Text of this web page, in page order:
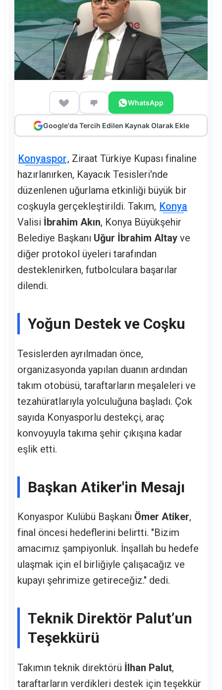
WhatsApp
Google'da Tercih Edilen Kaynak Olarak Ekle
Konyaspor, Ziraat Türkiye Kupası finaline
hazırlanırken, Kayacık Tesisleri'nde
düzenlenen uğurlama etkinliği büyük bir
coşkuyla gerçekleştirildi. Takım, Konya
Valisi İbrahim Akın, Konya Büyükşehir
Belediye Başkanı Uğur İbrahim Altay ve
diğer protokol üyeleri tarafından
desteklenirken, futbolculara başarılar
dilendi.
Yoğun Destek ve Coşku
Tesislerden ayrılmadan önce,
organizasyonda yapılan duanın ardından
takım otobüsü, taraftarların meşaleleri ve
tezahüratlarıyla yolculuğuna başladı. Çok
sayıda Konyasporlu destekçi, araç
konvoyuyla takıma şehir çıkışına kadar
eşlik etti.
Başkan Atiker'in Mesajı
Konyaspor Kulübü Başkanı Ömer Atiker,
final öncesi hedeflerini belirtti. "Bizim
amacımız şampiyonluk. İnşallah bu hedefe
ulaşmak için el birliğiyle çalışacağız ve
kupayı şehrimize getireceğiz." dedi.
Teknik Direktör Palut’un
Teşekkürü
Takımın teknik direktörü İlhan Palut,
taraftarların verdikleri destek için teşekkür